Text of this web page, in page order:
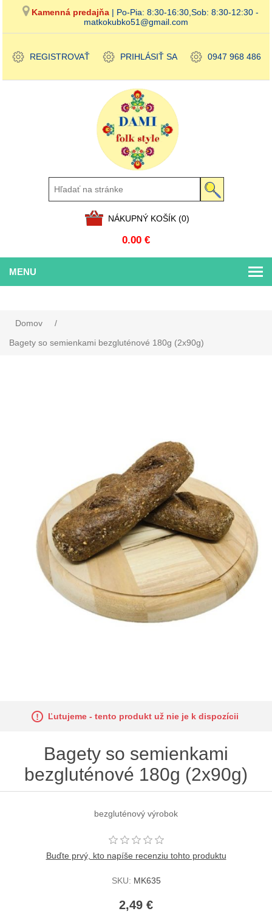
Kamenná predajňa | Po-Pia: 8:30-16:30,Sob: 8:30-12:30 -
matkokubko51@gmail.com
REGISTROVAŤ PRIHLÁSIŤ SA 0947 968 486
NÁKUPNÝ KOŠÍK (0)
0.00 €
MENU
Domov
/
Bagety so semienkami bezgluténové 180g (2x90g)
Ľutujeme - tento produkt už nie je k dispozícii
Bagety so semienkami
bezgluténové 180g (2x90g)
bezgluténový výrobok
Buďte prvý, kto napíše recenziu tohto produktu
SKU: MK635
2,49 €